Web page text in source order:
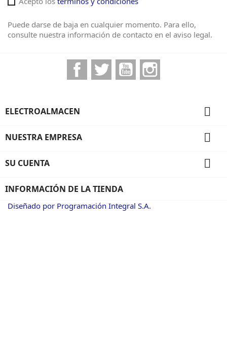
Puede darse de baja en cualquier momento. Para ello,
consulte nuestra información de contacto en el aviso legal.
FacebookTwitter YouTube
ELECTROALMACEN 
NUESTRA EMPRESA 
SU CUENTA 
INFORMACIÓN DE LA TIENDA
Diseñado por Programación Integral S.A.